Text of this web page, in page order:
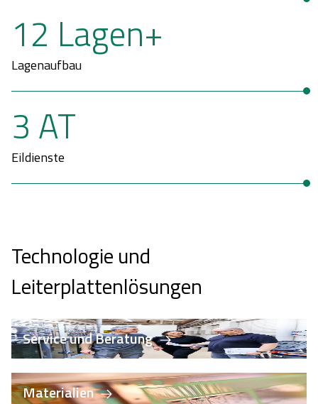
12 Lagen+
Lagenaufbau
3 AT
Eildienste
Technologie und
Leiterplattenlösungen
Service und Beratung
Materialien